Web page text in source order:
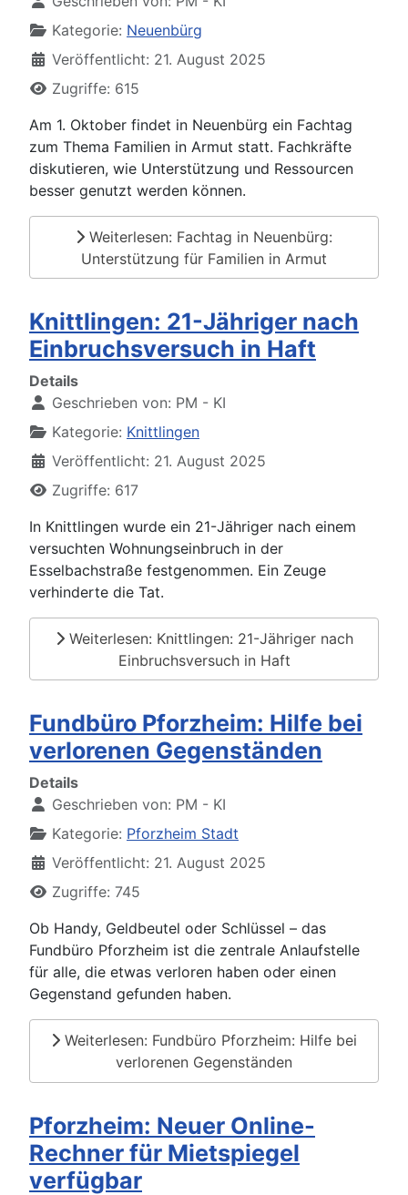
Kategorie: Neuenbürg
Veröffentlicht: 21. August 2025
Zugriffe: 615
Am 1. Oktober findet in Neuenbürg ein Fachtag
zum Thema Familien in Armut statt. Fachkräfte
diskutieren, wie Unterstützung und Ressourcen
besser genutzt werden können.
Weiterlesen: Fachtag in Neuenbürg:
Unterstützung für Familien in Armut
Knittlingen: 21-Jähriger nach
Einbruchsversuch in Haft
Details
Geschrieben von: PM - KI
Kategorie: Knittlingen
Veröffentlicht: 21. August 2025
Zugriffe: 617
In Knittlingen wurde ein 21-Jähriger nach einem
versuchten Wohnungseinbruch in der
Esselbachstraße festgenommen. Ein Zeuge
verhinderte die Tat.
Weiterlesen: Knittlingen: 21-Jähriger nach
Einbruchsversuch in Haft
Fundbüro Pforzheim: Hilfe bei
verlorenen Gegenständen
Details
Geschrieben von: PM - KI
Kategorie: Pforzheim Stadt
Veröffentlicht: 21. August 2025
Zugriffe: 745
Ob Handy, Geldbeutel oder Schlüssel – das
Fundbüro Pforzheim ist die zentrale Anlaufstelle
für alle, die etwas verloren haben oder einen
Gegenstand gefunden haben.
Weiterlesen: Fundbüro Pforzheim: Hilfe bei
verlorenen Gegenständen
Pforzheim: Neuer Online-
Rechner für Mietspiegel
verfügbar